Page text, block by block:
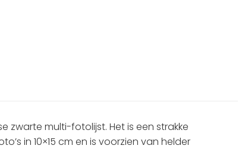
zwarte multi-fotolijst. Het is een strakke
in 10×15 cm en is voorzien van helder